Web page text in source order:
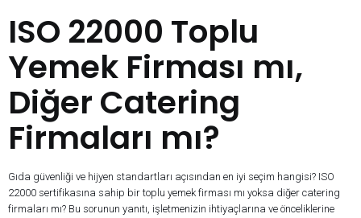
ISO 22000 Toplu
Yemek Firması mı,
Diğer Catering
Firmaları mı?
Gıda güvenliği ve hijyen standartları açısından en iyi seçim hangisi? ISO
22000 sertifikasına sahip bir toplu yemek firması mı yoksa diğer catering
firmaları mı? Bu sorunun yanıtı, işletmenizin ihtiyaçlarına ve önceliklerine